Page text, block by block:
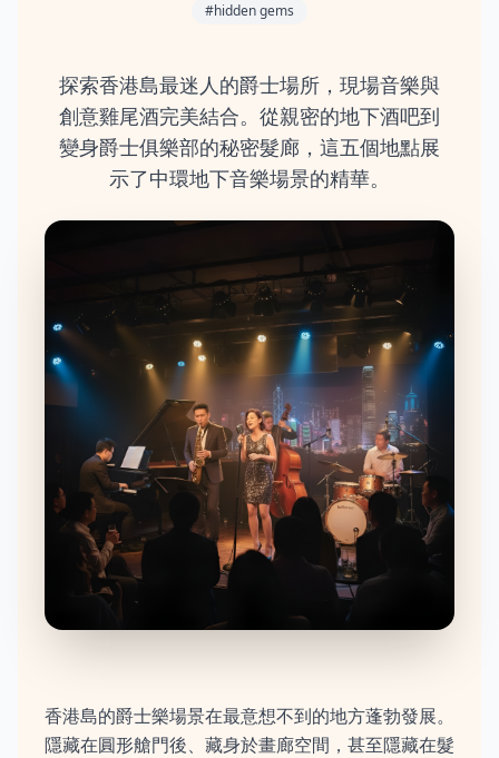
#hidden gems
探索香港島最迷人的爵士場所，現場音樂與
創意雞尾酒完美結合。從親密的地下酒吧到
變身爵士俱樂部的秘密髮廊，這五個地點展
示了中環地下音樂場景的精華。
香港島的爵士樂場景在最意想不到的地方蓬勃發展。
隱藏在圓形艙門後、藏身於畫廊空間，甚至隱藏在髮